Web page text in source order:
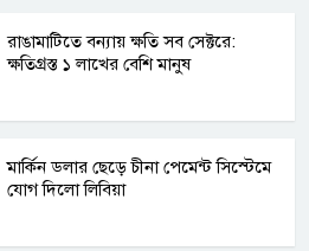
রাঙামাটিতে বন্যায় ক্ষতি সব সেক্টরে:
ক্ষতিগ্রস্ত ১ লাখের বেশি মানুষ
মার্কিন ডলার ছেড়ে চীনা পেমেন্ট সিস্টেমে
যোগ দিলো লিবিয়া